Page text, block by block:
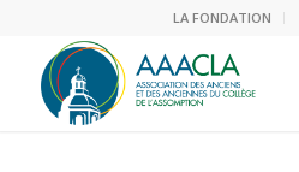
LA FONDATION